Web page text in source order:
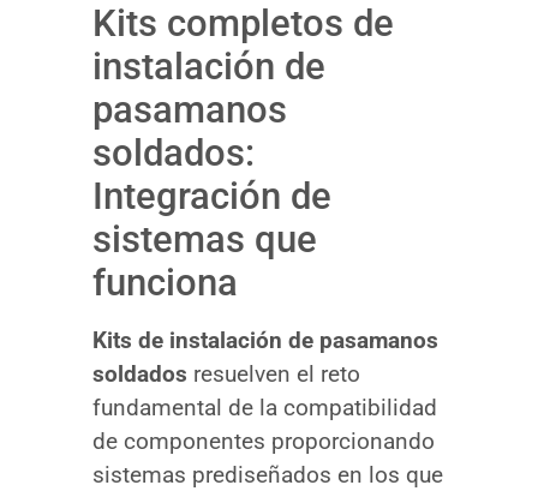
Kits completos de
instalación de
pasamanos
soldados:
Integración de
sistemas que
funciona
Kits de instalación de pasamanos
soldados resuelven el reto
fundamental de la compatibilidad
de componentes proporcionando
sistemas prediseñados en los que